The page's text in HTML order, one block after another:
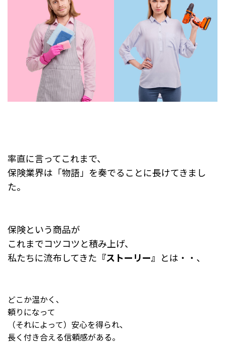
率直に言ってこれまで、
保険業界は「物語」を奏でることに長けてきまし
た。
保険という商品が
これまでコツコツと積み上げ、
私たちに流布してきた 『ストーリー』 とは・・、
どこか温かく、
頼りになって
（それによって）安心を得られ、
長く付き合える信頼感がある。